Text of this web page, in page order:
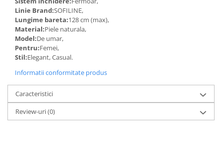
Linie Brand:SOFILINE,
Lungime bareta:128 cm (max),
Material:Piele naturala,
Model:De umar,
Pentru:Femei,
Stil:Elegant, Casual.
Informatii conformitate produs
Caracteristici
Review-uri(0)